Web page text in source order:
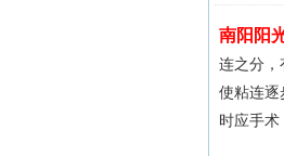
南阳阳
连之分，
使粘连逐
时应手术